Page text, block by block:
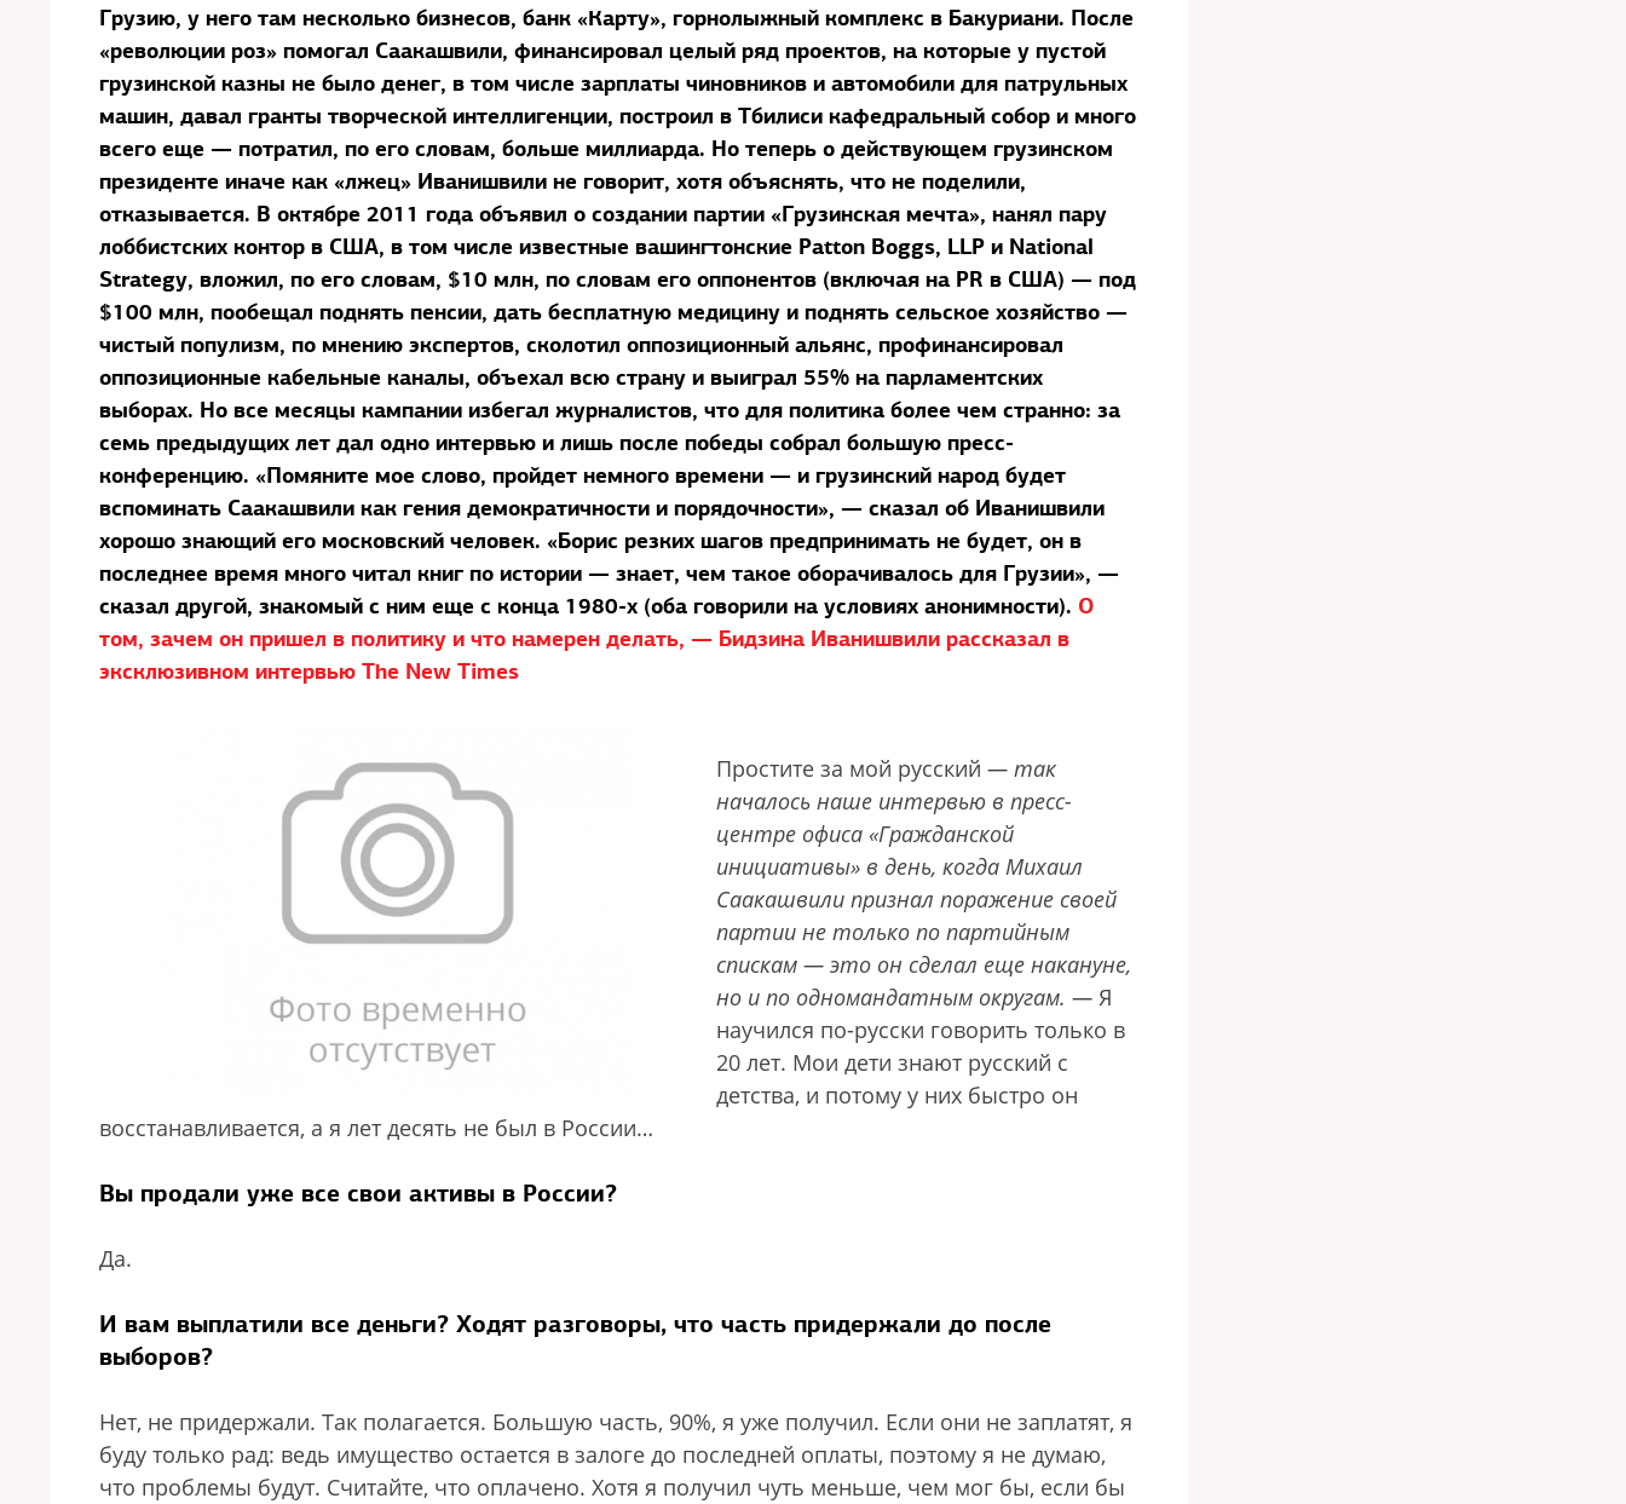
Грузию, у него там несколько бизнесов, банк «Карту», горнолыжный комплекс в Бакуриани. После
«революции роз» помогал Саакашвили, финансировал целый ряд проектов, на которые у пустой
грузинской казны не было денег, в том числе зарплаты чиновников и автомобили для патрульных
машин, давал гранты творческой интеллигенции, построил в Тбилиси кафедральный собор и много
всего еще — потратил, по его словам, больше миллиарда. Но теперь о действующем грузинском
президенте иначе как «лжец» Иванишвили не говорит, хотя объяснять, что не поделили,
отказывается. В октябре 2011 года объявил о создании партии «Грузинская мечта», нанял пару
лоббистских контор в США, в том числе известные вашингтонские Patton Boggs, LLP и National
Strategy, вложил, по его словам, $10 млн, по словам его оппонентов (включая на PR в США) — под
$100 млн, пообещал поднять пенсии, дать бесплатную медицину и поднять сельское хозяйство —
чистый популизм, по мнению экспертов, сколотил оппозиционный альянс, профинансировал
оппозиционные кабельные каналы, объехал всю страну и выиграл 55% на парламентских
выборах. Но все месяцы кампании избегал журналистов, что для политика более чем странно: за
семь предыдущих лет дал одно интервью и лишь после победы собрал большую пресс-
конференцию. «Помяните мое слово, пройдет немного времени — и грузинский народ будет
вспоминать Саакашвили как гения демократичности и порядочности», — сказал об Иванишвили
хорошо знающий его московский человек. «Борис резких шагов предпринимать не будет, он в
последнее время много читал книг по истории — знает, чем такое оборачивалось для Грузии», —
сказал другой, знакомый с ним еще с конца 1980-х (оба говорили на условиях анонимности). О
том, зачем он пришел в политику и что намерен делать, — Бидзина Иванишвили рассказал в
эксклюзивном интервью The New Times
Простите за мой русский — так
началось наше интервью в пресс-
центре офиса «Гражданской
инициативы» в день, когда Михаил
Саакашвили признал поражение своей
партии не только по партийным
спискам — это он сделал еще накануне,
но и по одномандатным округам. — Я
научился по-русски говорить только в
20 лет. Мои дети знают русский с
детства, и потому у них быстро он
восстанавливается, а я лет десять не был в России…
Вы продали уже все свои активы в России?
Да.
И вам выплатили все деньги? Ходят разговоры, что часть придержали до после
выборов?
Нет, не придержали. Так полагается. Большую часть, 90%, я уже получил. Если они не заплатят, я
буду только рад: ведь имущество остается в залоге до последней оплаты, поэтому я не думаю,
что проблемы будут. Считайте, что оплачено. Хотя я получил чуть меньше, чем мог бы, если бы